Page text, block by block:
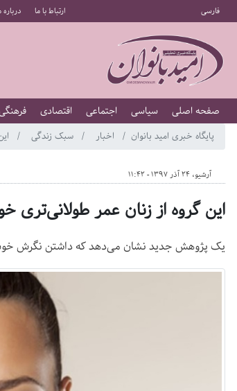
فارسی ارتباط با ما درباره
صفحه اصلی سیاسی اجتماعی اقتصادی
پایگاه خبری امید بانوان اخبار سبک زندگی
آرشیو، 24 آذر 1397 - 11:42
این گروه از زنان عمر طولانی‌تری
یک پژوهش جدید نشان می‌دهد که داشتن نگرش